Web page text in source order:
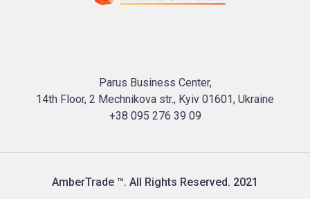
Parus Business Center,
14th Floor, 2 Mechnikova str., Kyiv 01601, Ukraine
+38 095 276 39 09
AmberTrade ™. All Rights Reserved. 2021